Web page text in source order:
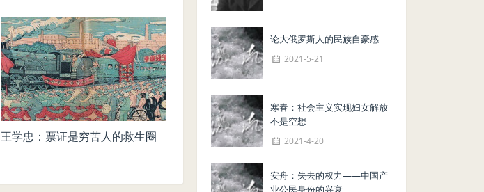
王学忠：票证是穷苦人的救生圈
论大俄罗斯人的民族自豪感
2021-5-21
寒春：社会主义实现妇女解放
不是空想
2021-4-20
安舟：失去的权力——中国产
业公民身份的兴衰